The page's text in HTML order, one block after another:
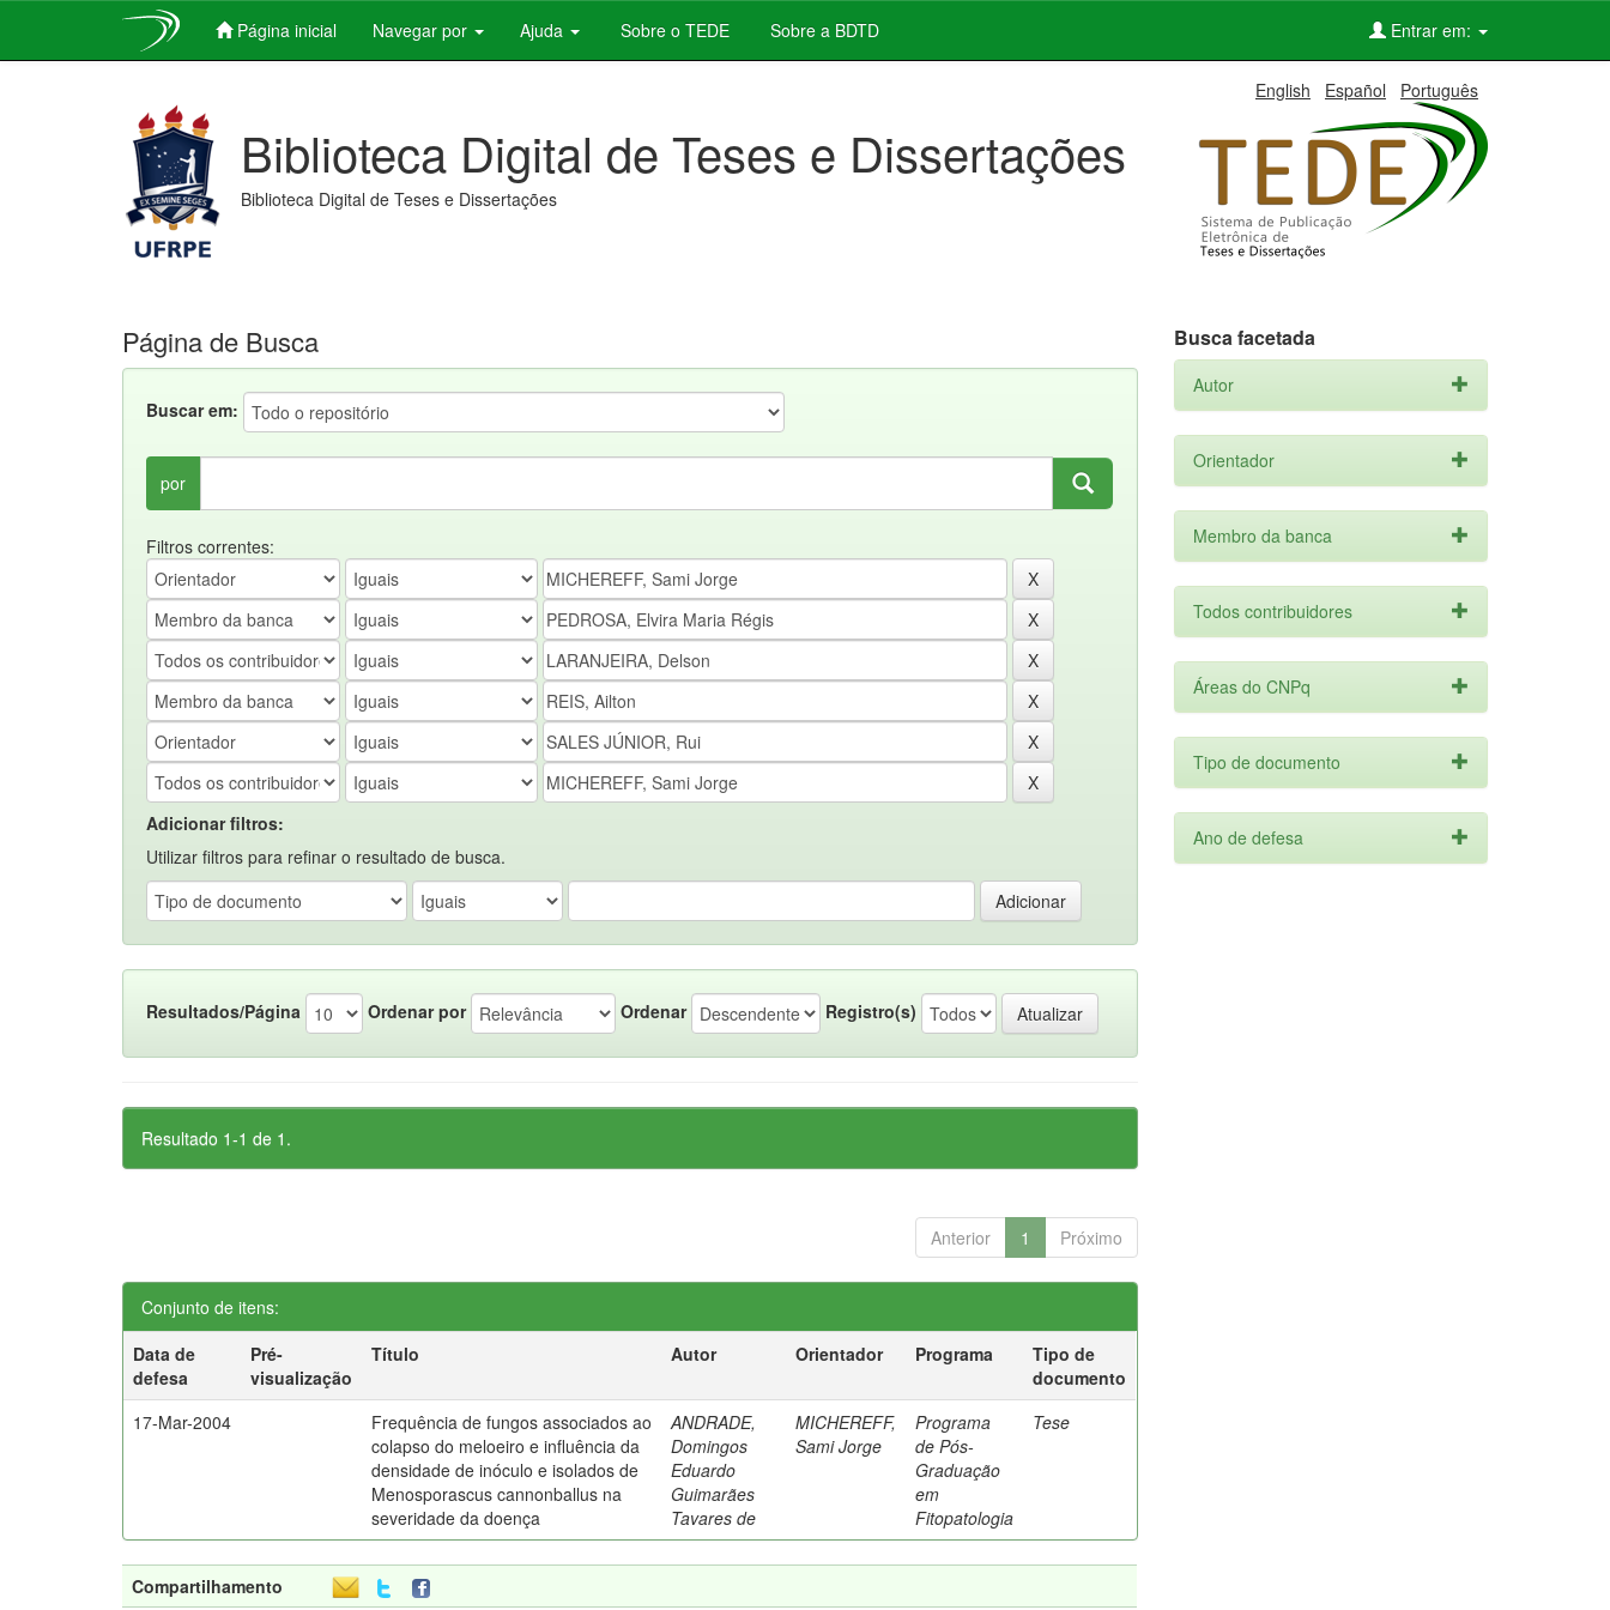
Página inicial Navegar por Ajuda Sobre o TEDE Sobre a BDTD Entrar em:
English Español Português
Biblioteca Digital de Teses e Dissertações
Biblioteca Digital de Teses e Dissertações
Página de Busca
Buscar em:
por
Filtros correntes:
Adicionar filtros:
Utilizar filtros para refinar o resultado de busca.
Resultados/Página Ordenar por Ordenar Registro(s)
Resultado 1-1 de 1.
Anterior 1 Próximo
Conjunto de itens:
Data de
defesa
Pré-
visualização
Título Autor Orientador Programa
Tipo de
documento
17-Mar-2004
Frequência de fungos associados ao
colapso do meloeiro e influência da
densidade de inóculo e isolados de
Menosporascus cannonballus na
severidade da doença
ANDRADE,
Domingos
Eduardo
Guimarães
Tavares de
MICHEREFF,
Sami Jorge
Programa
de Pós-
Graduação
em
Fitopatologia
Tese
Compartilhamento
Busca facetada
Autor
Orientador
Membro da banca
Todos contribuidores
Áreas do CNPq
Tipo de documento
Ano de defesa